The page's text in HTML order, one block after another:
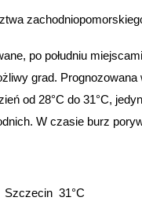
po południu
grad.
od 28°C do 31°C,
W czasie burz
31°C